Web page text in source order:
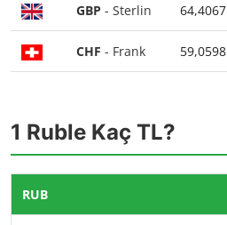
GBP - Sterlin 64,4067
CHF - Frank 59,0598
1 Ruble Kaç TL?
RUB